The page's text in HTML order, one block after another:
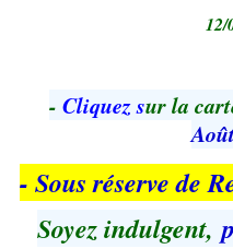
12/
- Cliquez sur la
- Sous réserve de
Soyez indulgent,